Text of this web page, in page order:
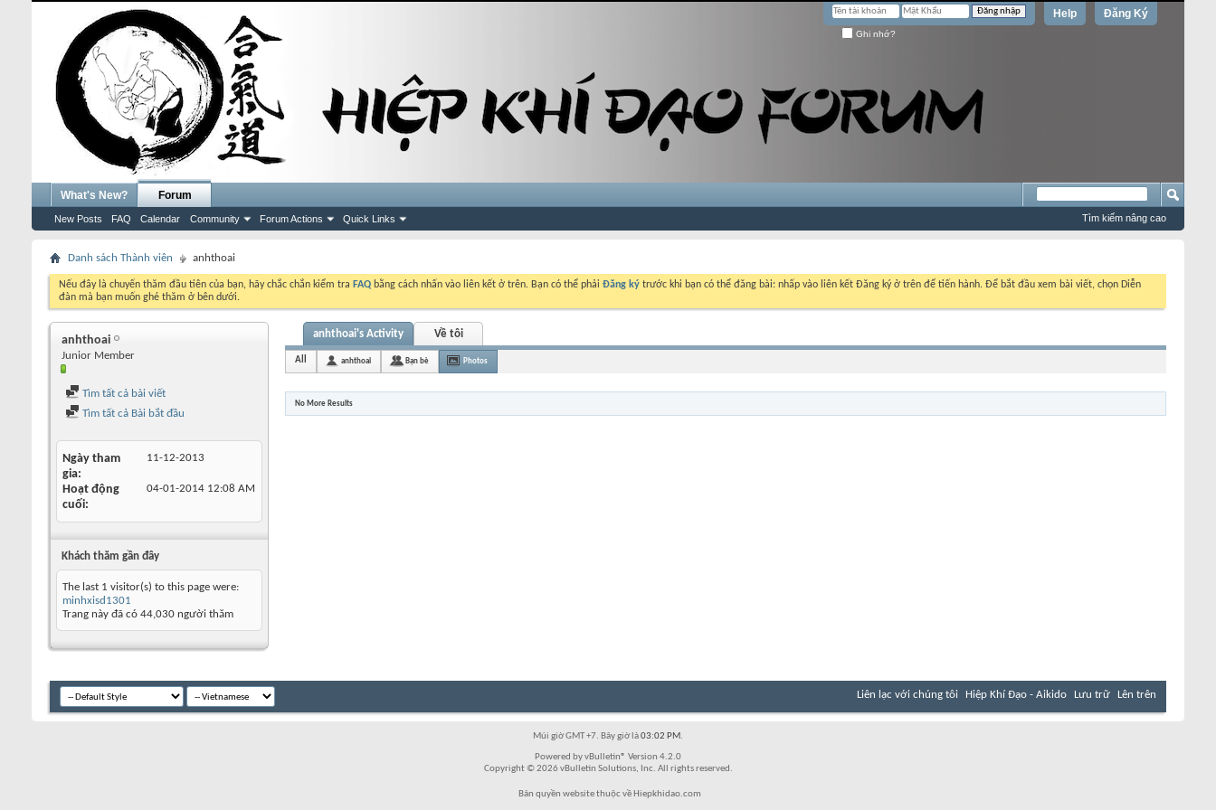
Đăng Ký
Help
Ghi nhớ?
What's New? Forum
New Posts FAQ Calendar Community Forum Actions Quick Links Tìm kiếm nâng cao
Danh sách Thành viên anhthoai
Nếu đây là chuyến thăm đầu tiên của bạn, hãy chắc chắn kiểm tra FAQ bằng cách nhấn vào liên kết ở trên. Bạn có thể phải Đăng ký trước khi bạn có thể đăng bài: nhấp vào liên kết Đăng ký ở trên để tiến hành. Để bắt đầu xem bài viết, chọn Diễn
đàn mà bạn muốn ghé thăm ở bên dưới.
anhthoai
Junior Member
Tìm tất cả bài viết
Tìm tất cả Bài bắt đầu
Ngày tham
gia
11-12-2013
Hoạt động
cuối
04-01-2014 12:08 AM
Khách thăm gần đây
The last 1 visitor(s) to this page were:
minhxisd1301
Trang này đã có 44,030 người thăm
anhthoai's Activity Về tôi
All anhthoai Bạn bè Photos
No More Results
Liên lạc với chúng tôi Hiệp Khí Đạo - Aikido Lưu trữ Lên trên
Múi giờ GMT +7. Bây giờ là03:02 PM.
Powered by vBulletin® Version 4.2.0
Copyright © 2026 vBulletin Solutions, Inc. All rights reserved.
Bản quyền website thuộc về Hiepkhidao.com